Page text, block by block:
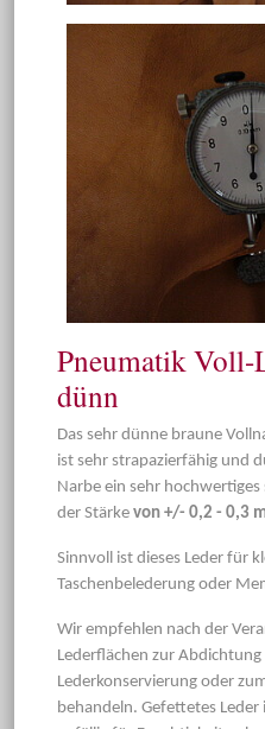
Pneumatik Voll-
dünn
Das sehr dünne braune
ist sehr strapazierfähig und
Narbe ein sehr
der Stärke von +/- 0,2 - 0,3
Sinnvoll ist dieses Leder für
Taschenbelederung oder
Wir empfehlen nach der
Lederflächen zur
Lederkonservierung oder
behandeln. Gefettetes